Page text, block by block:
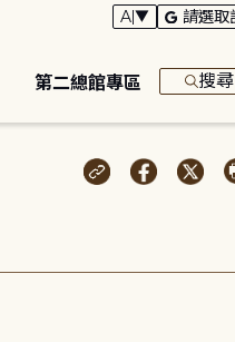
第二總館專區 搜尋